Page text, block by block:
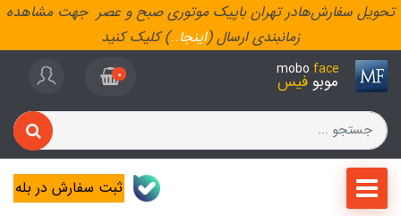
تحویل سفارش‌هادر تهران باپیک موتوری صبح و عصر جهت مشاهده
زمانبندی ارسال (اینجا..) کلیک کنید
mobo face
موبو فیس 0
ثبت سفارش در بله